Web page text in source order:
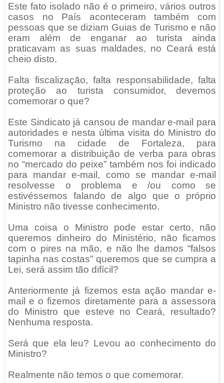
Este fato isolado não é o primeiro, vários outros
casos no País aconteceram também com
pessoas que se diziam Guias de Turismo e não
eram além de enganar ao turista ainda
praticavam as suas maldades, no Ceará está
cheio disto.
Falta fiscalização, falta responsabilidade, falta
proteção ao turista consumidor, devemos
comemorar o que?
Este Sindicato já cansou de mandar e-mail para
autoridades e nesta última visita do Ministro do
Turismo na cidade de Fortaleza, para
comemorar a distribuição de verba para obras
no “mercado do peixe” também nos foi indicado
para mandar e-mail, como se mandar e-mail
resolvesse o problema e /ou como se
estivéssemos falando de algo que o próprio
Ministro não tivesse conhecimento.
Uma coisa o Ministro pode estar certo, não
queremos dinheiro do Ministério, não ficamos
com o pires na mão, e não lhe damos “falsos
tapinha nas costas” queremos que se cumpra a
Lei, será assim tão difícil?
Anteriormente já fizemos esta ação mandar e-
mail e o fizemos diretamente para a assessora
do Ministro que esteve no Ceará, resultado?
Nenhuma resposta.
Será que ela leu? Levou ao conhecimento do
Ministro?
Realmente não temos o que comemorar.